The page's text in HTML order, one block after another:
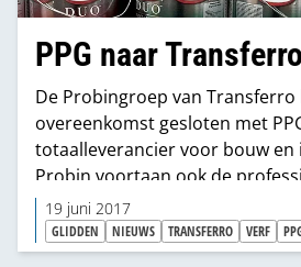
PPG naar Transferro
De Probingroep van Transferro
overeenkomst gesloten met
totaalleverancier voor bouw en
Probin voortaan ook de
PPG op nemen in haar
19 juni 2017
GLIDDEN NIEUWS TRANSFERRO VERF